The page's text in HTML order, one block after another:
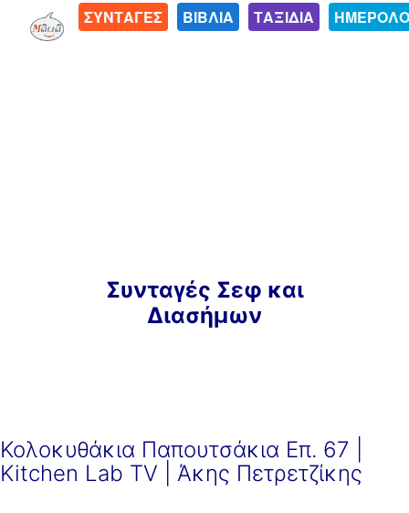
ΣΥΝΤΑΓΕΣ ΒΙΒΛΙΑ ΤΑΞΙΔΙΑ
Συνταγές Σεφ και
Διασήμων
Κολοκυθάκια Παπουτσάκια Επ. 67 |
Kitchen Lab TV | Άκης Πετρετζίκης